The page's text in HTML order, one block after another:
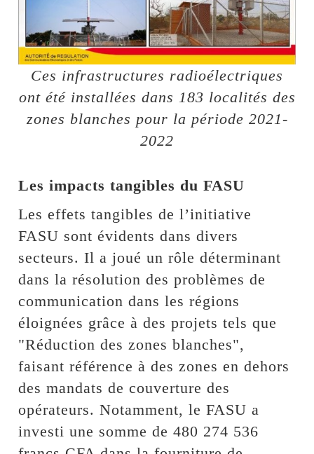
Ces infrastructures radioélectriques
ont été installées dans 183 localités des
zones blanches pour la période 2021-
2022
Les impacts tangibles du FASU
Les effets tangibles de l’initiative
FASU sont évidents dans divers
secteurs. Il a joué un rôle déterminant
dans la résolution des problèmes de
communication dans les régions
éloignées grâce à des projets tels que
"Réduction des zones blanches",
faisant référence à des zones en dehors
des mandats de couverture des
opérateurs. Notamment, le FASU a
investi une somme de 480 274 536